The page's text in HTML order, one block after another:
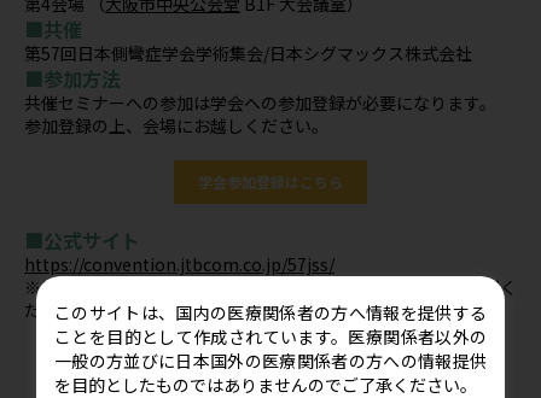
■共催
第57回日本側彎症学会学術集会/日本シグマックス株式会社
■参加方法
共催セミナーへの参加は学会への参加登録が必要になります。
参加登録の上、会場にお越しください。
学会参加登録はこちら
■公式サイト
https://convention.jtbcom.co.jp/57jss/
※学会への参加登録に関しては、学会ホームページよりご確認く
ださい。
学会出展情報はこちら
このサイトは、国内の医療関係者の方へ情報を提供する
ことを目的として作成されています。医療関係者以外の
一般の方並びに日本国外の医療関係者の方への情報提供
を目的としたものではありませんのでご了承ください。